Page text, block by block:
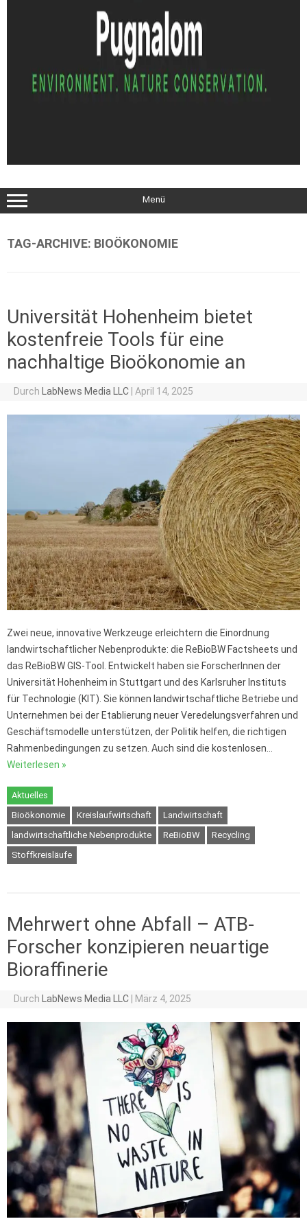
Menü
TAG-ARCHIVE: BIOÖKONOMIE
Universität Hohenheim bietet
kostenfreie Tools für eine
nachhaltige Bioökonomie an
Durch LabNews Media LLC April 14, 2025
Zwei neue, innovative Werkzeuge erleichtern die Einordnung
landwirtschaftlicher Nebenprodukte: die ReBioBW Factsheets und
das ReBioBW GIS-Tool. Entwickelt haben sie ForscherInnen der
Universität Hohenheim in Stuttgart und des Karlsruher Instituts
für Technologie (KIT). Sie können landwirtschaftliche Betriebe und
Unternehmen bei der Etablierung neuer Veredelungsverfahren und
Geschäftsmodelle unterstützen, der Politik helfen, die richtigen
Rahmenbedingungen zu setzen. Auch sind die kostenlosen…
Weiterlesen »
Aktuelles
Bioökonomie
Kreislaufwirtschaft
Landwirtschaft
landwirtschaftliche Nebenprodukte
ReBioBW
Recycling
Stoffkreisläufe
Mehrwert ohne Abfall – ATB-
Forscher konzipieren neuartige
Bioraffinerie
Durch LabNews Media LLC März 4, 2025